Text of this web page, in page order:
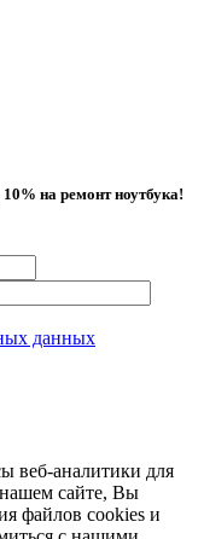
на ремонт ноутбука!
данных
веб-аналитики для
нашем сайте, Вы
файлов cookies и